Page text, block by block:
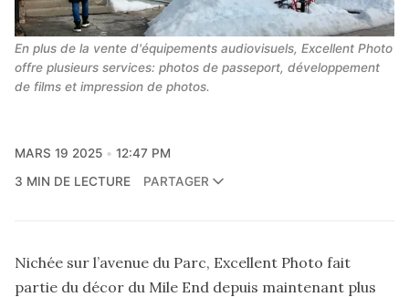
En plus de la vente d'équipements audiovisuels, Excellent Photo
offre plusieurs services: photos de passeport, développement
de films et impression de photos.
MARS 19 2025
12:47 PM
3 MIN DE LECTURE
PARTAGER
Nichée sur l’avenue du Parc, Excellent Photo fait
partie du décor du Mile End depuis maintenant plus